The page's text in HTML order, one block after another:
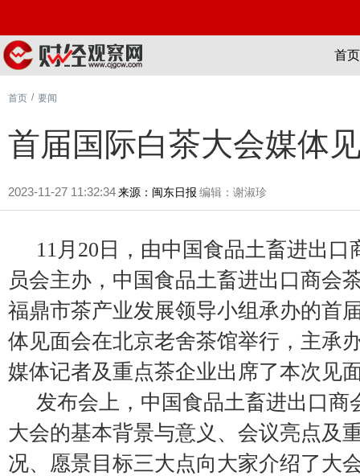
首页
首页 / 要闻
首届国际白茶大会媒体
2023-11-27 11:32:34来源：闽东日报 编辑：谢淑珍
11月20日，由中国食品土畜进出口
员会主办，中国食品土畜进出口商会
福鼎市茶产业发展领导小组承办的首
体见面会在北京老舍茶馆举行，主承
媒体记者及重点茶企业出席了本次见
发布会上，中国食品土畜进出口商
大会的基本背景与意义、会议亮点及
况、愿景目标三大点向大家介绍了大